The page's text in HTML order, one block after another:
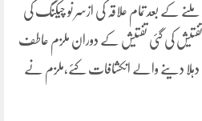
کے بعد تمام علاقہ کی ازسر نو چیکنگ کی
سے تفتیش کی گئی تفتیش کے دوران ملزم عاطف
دینے والے انکشافات کئے،ملزم نے